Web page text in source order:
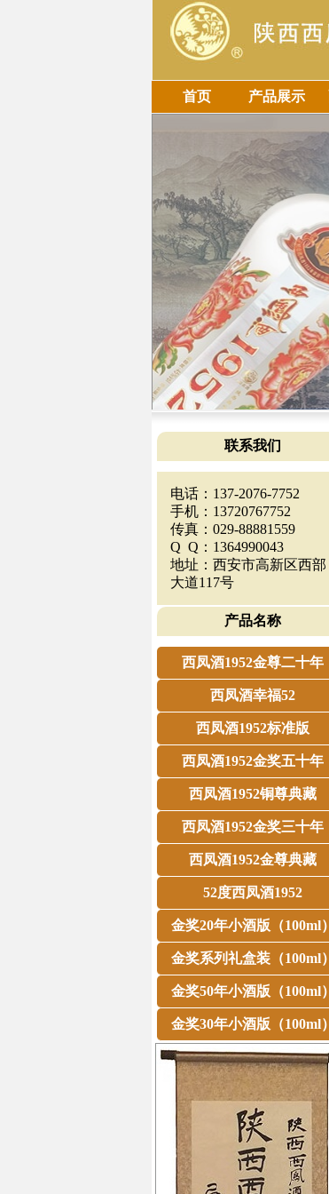
首页 产品展示
联系我们
电话：137-2076-7752
手机：13720767752
传真：029-88881559
Q Q：1364990043
地址：西安市高新区西部
大道117号
产品名称
西凤酒1952金尊二十年
西凤酒幸福52
西凤酒1952标准版
西凤酒1952金奖五十年
西凤酒1952铜尊典藏
西凤酒1952金奖三十年
西凤酒1952金尊典藏
52度西凤酒1952
金奖20年小酒版（100ml）
金奖系列礼盒装（100ml）
金奖50年小酒版（100ml）
金奖30年小酒版（100ml）